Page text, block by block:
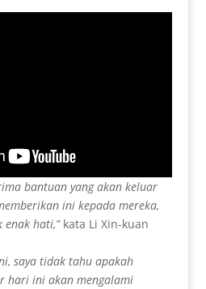
bantuan yang akan keluar
ini kepada mereka,
hati,”kata Li Xin-kuan
saya tidak tahu apakah
hari ini akan mengalami